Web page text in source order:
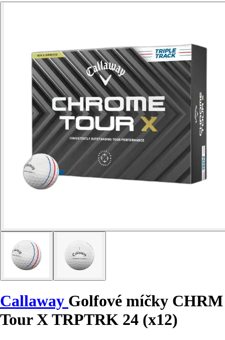
Callaway Golfové míčky CHRM
Tour X TRPTRK 24 (x12)